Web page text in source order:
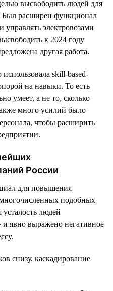
высвободить людей для
Был расширен функционал
управлять электровозами
к 2024 году
другая работа.
skill-based-
на навыки. То есть
умеет, а не то, сколько
много усилий было
чтобы расширить
России
для повышения
подобных
людей
явно выражено негативное
снизу, каскадирование